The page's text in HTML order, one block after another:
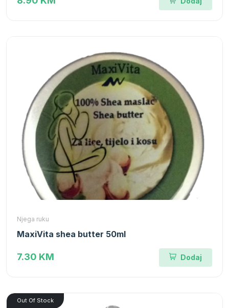
Njega ruku
MaxiVita shea butter 50ml
7.30 KM Dodaj
Out Of Stock